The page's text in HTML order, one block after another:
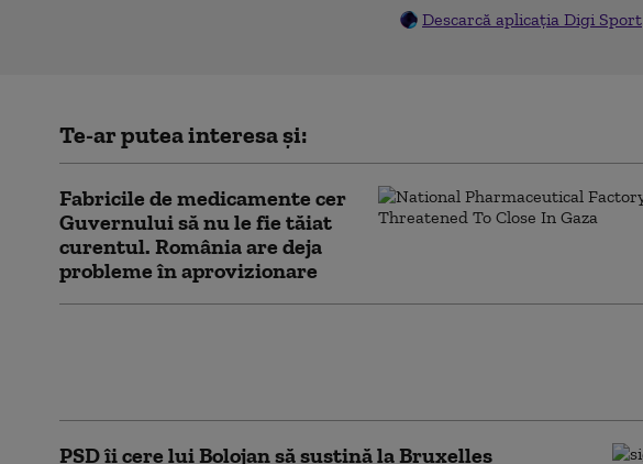
Descarcă aplicația Digi Sport
Te-ar putea interesa și:
Fabricile de medicamente cer
Guvernului să nu le fie tăiat
curentul. România are deja
probleme în aprovizionare
PSD îi cere lui Bolojan să susțină la Bruxelles